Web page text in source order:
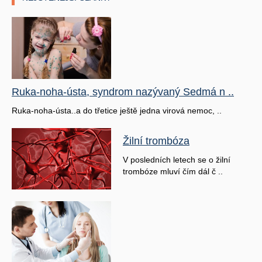
Ruka-noha-ústa, syndrom nazývaný Sedmá n ..
Ruka-noha-ústa..a do třetice ještě jedna virová nemoc, ..
Žilní trombóza
V posledních letech se o žilní
trombóze mluví čím dál č ..